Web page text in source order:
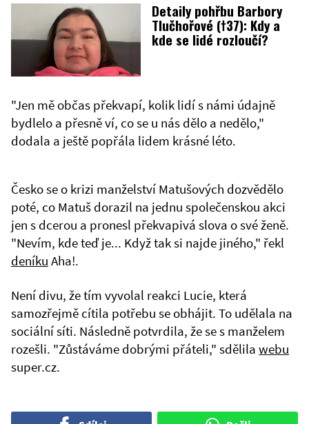
Detaily pohřbu Barbory
Tlučhořové (†37): Kdy a
kde se lidé rozloučí?
"Jen mě občas překvapí, kolik lidí s námi údajně
bydlelo a přesně ví, co se u nás dělo a nedělo,"
dodala a ještě popřála lidem krásné léto.
Česko se o krizi manželství Matušových dozvědělo
poté, co Matuš dorazil na jednu společenskou akci
jen s dcerou a pronesl překvapivá slova o své ženě.
"Nevím, kde teď je... Když tak si najde jiného," řekl
deníku Aha!.
Není divu, že tím vyvolal reakci Lucie, která
samozřejmě cítila potřebu se obhájit. To udělala na
sociální síti. Následně potvrdila, že se s manželem
rozešli. "Zůstáváme dobrými přáteli," sdělila webu
super.cz.